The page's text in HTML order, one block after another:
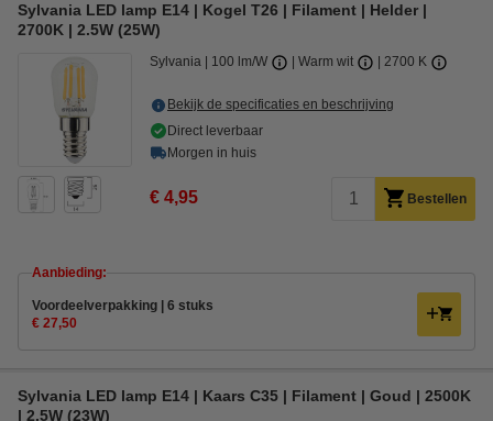
Sylvania LED lamp E14 | Kogel T26 | Filament | Helder |
2700K | 2.5W (25W)
Sylvania 100 lm/W Warm wit 2700 K
Bekijk de specificaties en beschrijving
Direct leverbaar
Morgen in huis
€ 4,95 Bestellen
Aanbieding:
Voordeelverpakking | 6 stuks
€ 27,50
Sylvania LED lamp E14 | Kaars C35 | Filament | Goud | 2500K
| 2.5W (23W)